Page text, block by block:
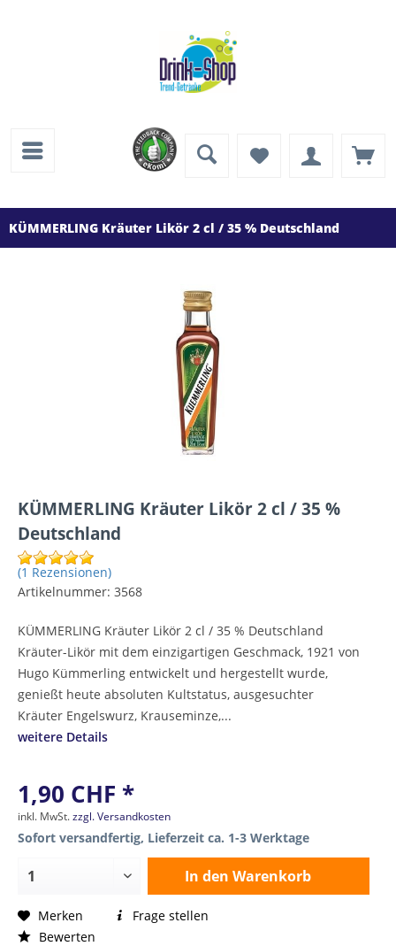
KÜMMERLING Kräuter Likör 2 cl / 35 % Deutschland
KÜMMERLING Kräuter Likör 2 cl / 35 %
Deutschland
(1 Rezensionen)
Artikelnummer: 3568
KÜMMERLING Kräuter Likör 2 cl / 35 % Deutschland
Kräuter-Likör mit dem einzigartigen Geschmack, 1921 von
Hugo Kümmerling entwickelt und hergestellt wurde,
genießt heute absoluten Kultstatus, ausgesuchter
Kräuter Engelswurz, Krauseminze,...
weitere Details
1,90 CHF *
inkl. MwSt.zzgl. Versandkosten
Sofort versandfertig, Lieferzeit ca. 1-3 Werktage
In den Warenkorb
Merken
Bewerten
Frage stellen